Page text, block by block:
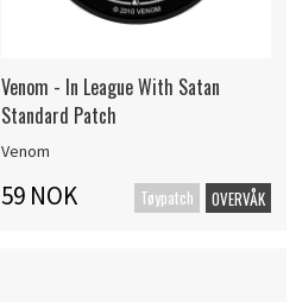
Venom - In League With Satan
Standard Patch
Venom
59 NOK Tøypatch OVERVÅK